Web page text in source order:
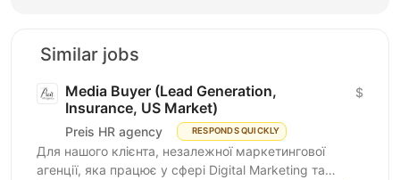
Similar jobs
Media Buyer (Lead Generation,
Insurance, US Market)
Preis HR agency RESPONDS QUICKLY
$
Для нашого клієнта, незалежної маркетингової
агенції, яка працює у сфері Digital Marketing та